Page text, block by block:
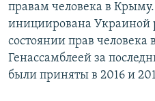
правам человека в
инициирована Украиной
состоянии прав
Генассамблеей за
были приняты в 2016 и